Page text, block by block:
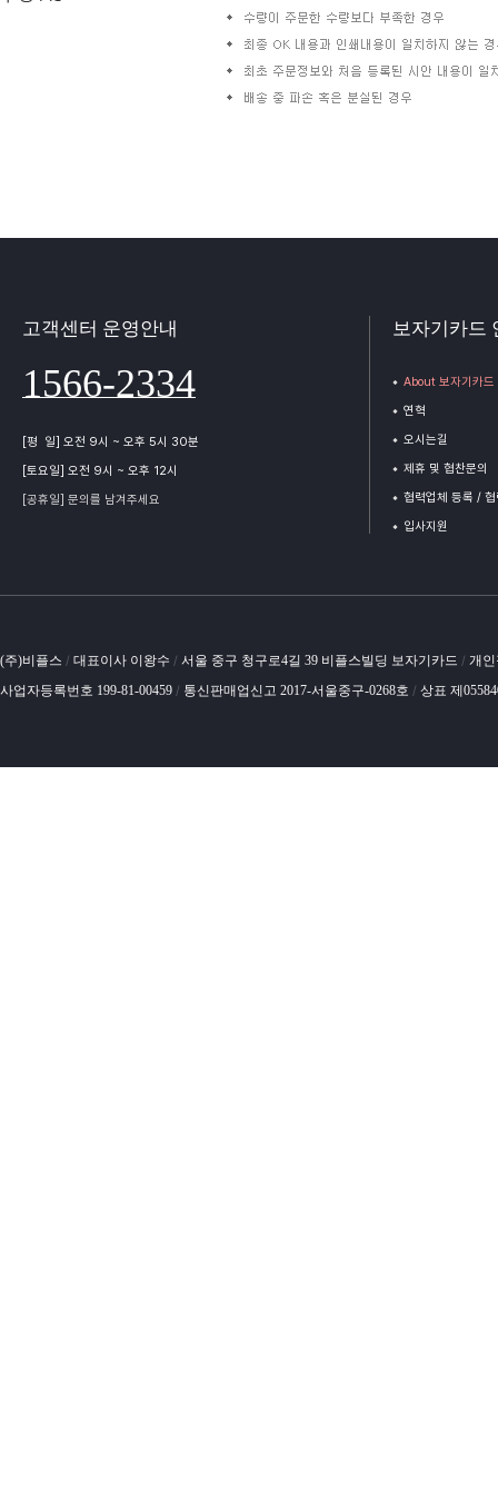
고객센터 운영안내
1566-2334
[평 일] 오전 9시 ~ 오후 5시 30분
[토요일] 오전 9시 ~ 오후 12시
[공휴일] 문의를 남겨주세요
보자기카드
About 보자기카드
연혁
오시는길
제휴 및 협찬문의
협력업체 등록 /
입사지원
(주)비플스 / 대표이사 이왕수 / 서울 중구 청구로4길 39 비플스빌딩 보자기카드 / 개
사업자등록번호 199-81-00459 / 통신판매업신고 2017-서울중구-0268호 / 상표 제